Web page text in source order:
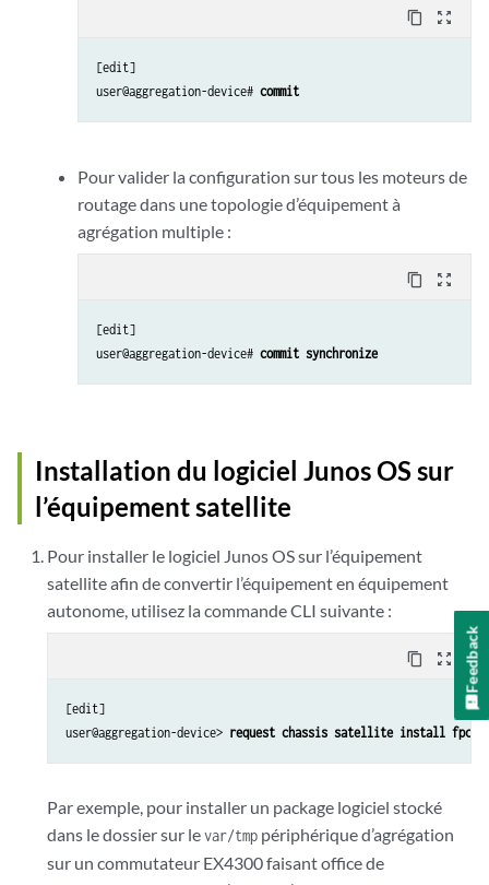
content_copy zoom_out_map
[edit]
user@aggregation-device# commit
Pour valider la configuration sur tous les moteurs de
routage dans une topologie d’équipement à
agrégation multiple :
content_copy zoom_out_map
[edit]
user@aggregation-device# commit synchronize
Installation du logiciel Junos OS sur
l’équipement satellite
Pour installer le logiciel Junos OS sur l’équipement
satellite afin de convertir l’équipement en équipement
autonome, utilisez la commande CLI suivante :
content_copy zoom_out_map
[edit]
user@aggregation-device> request chassis satellite install fpc-
Par exemple, pour installer un package logiciel stocké
dans le dossier sur levar/tmp périphérique d’agrégation
sur un commutateur EX4300 faisant office de
Feedback